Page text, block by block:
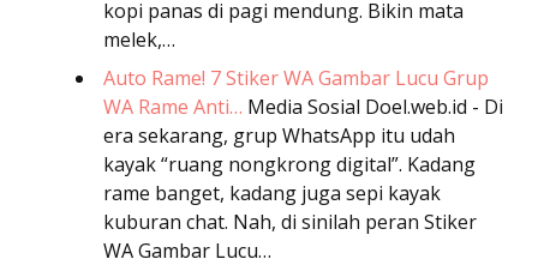
kopi panas di pagi mendung. Bikin mata
melek,…
Auto Rame! 7 Stiker WA Gambar Lucu Grup
WA Rame Anti… Media Sosial Doel.web.id - Di
era sekarang, grup WhatsApp itu udah
kayak “ruang nongkrong digital”. Kadang
rame banget, kadang juga sepi kayak
kuburan chat. Nah, di sinilah peran Stiker
WA Gambar Lucu…